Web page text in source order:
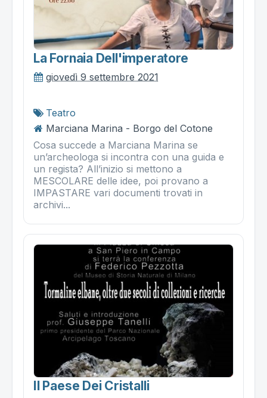
La Fornaia Dell'imperatore
giovedì 9 settembre 2021
Teatro
Marciana Marina - Borgo del Cotone
Cosa succede a Marciana Marina se
un’archeologa si incontra con una guida e
un regista? All’inizio si mettono a
MESCOLARE delle idee, poi provano a
IMPASTARE vari documenti trovati in
archivi...
Il Paese Dei Cristalli